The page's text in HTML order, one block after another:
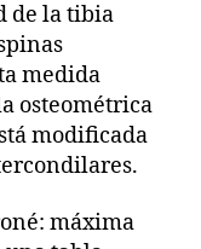
de la tibia
medida
osteométrica
modificada
máxima